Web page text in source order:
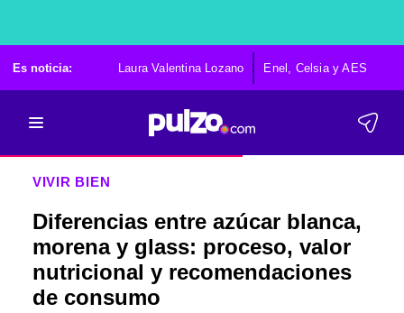
Es noticia: Laura Valentina Lozano Enel, Celsia y AES
VIVIR BIEN
Diferencias entre azúcar blanca,
morena y glass: proceso, valor
nutricional y recomendaciones
de consumo